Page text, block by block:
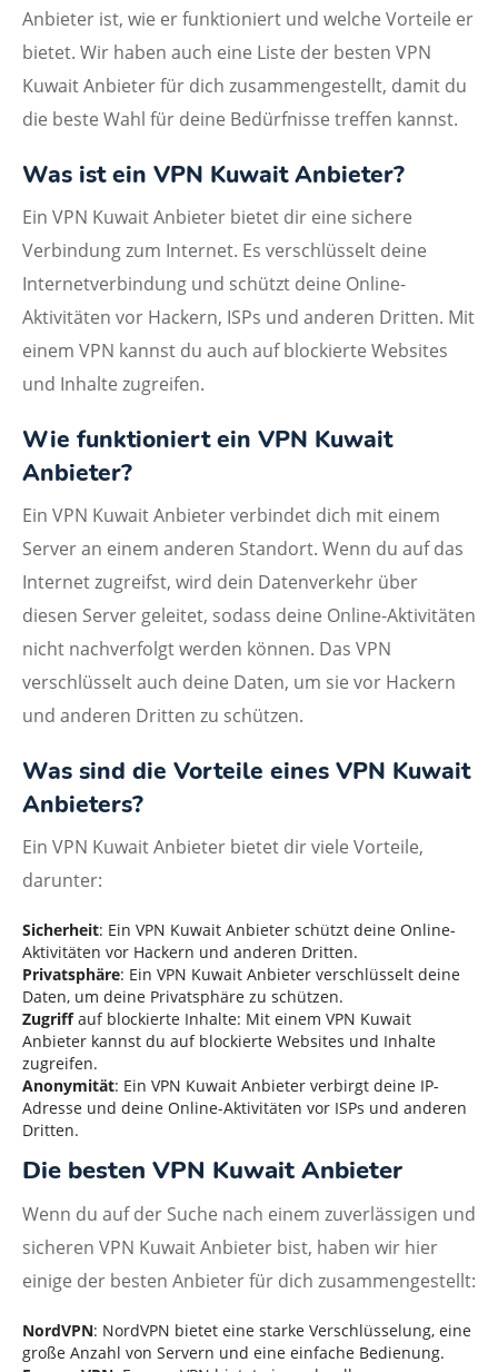
Anbieter ist, wie er funktioniert und welche Vorteile er
bietet. Wir haben auch eine Liste der besten VPN
Kuwait Anbieter für dich zusammengestellt, damit du
die beste Wahl für deine Bedürfnisse treffen kannst.
Was ist ein VPN Kuwait Anbieter?
Ein VPN Kuwait Anbieter bietet dir eine sichere
Verbindung zum Internet. Es verschlüsselt deine
Internetverbindung und schützt deine Online-
Aktivitäten vor Hackern, ISPs und anderen Dritten. Mit
einem VPN kannst du auch auf blockierte Websites
und Inhalte zugreifen.
Wie funktioniert ein VPN Kuwait
Anbieter?
Ein VPN Kuwait Anbieter verbindet dich mit einem
Server an einem anderen Standort. Wenn du auf das
Internet zugreifst, wird dein Datenverkehr über
diesen Server geleitet, sodass deine Online-Aktivitäten
nicht nachverfolgt werden können. Das VPN
verschlüsselt auch deine Daten, um sie vor Hackern
und anderen Dritten zu schützen.
Was sind die Vorteile eines VPN Kuwait
Anbieters?
Ein VPN Kuwait Anbieter bietet dir viele Vorteile,
darunter:
Sicherheit: Ein VPN Kuwait Anbieter schützt deine Online-
Aktivitäten vor Hackern und anderen Dritten.
Privatsphäre: Ein VPN Kuwait Anbieter verschlüsselt deine
Daten, um deine Privatsphäre zu schützen.
Zugriffauf blockierte Inhalte: Mit einem VPN Kuwait
Anbieter kannst du auf blockierte Websites und Inhalte
zugreifen.
Anonymität: Ein VPN Kuwait Anbieter verbirgt deine IP-
Adresse und deine Online-Aktivitäten vor ISPs und anderen
Dritten.
Die besten VPN Kuwait Anbieter
Wenn du auf der Suche nach einem zuverlässigen und
sicheren VPN Kuwait Anbieter bist, haben wir hier
einige der besten Anbieter für dich zusammengestellt:
NordVPN: NordVPN bietet eine starke Verschlüsselung, eine
große Anzahl von Servern und eine einfache Bedienung.